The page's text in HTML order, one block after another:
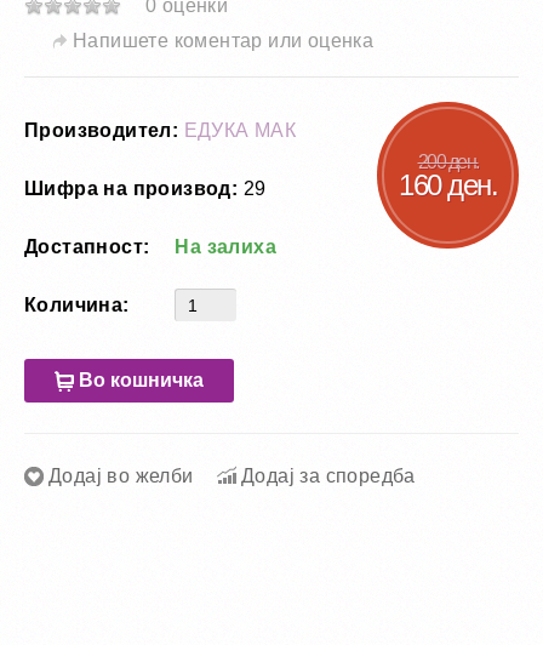
0 оценки
Напишете коментар или оценка
200 ден.
160 ден.
Производител: ЕДУКА МАК
Шифра на производ: 29
Достапност: На залиха
Количина:
Во кошничка
Додај во желби Додај за споредба